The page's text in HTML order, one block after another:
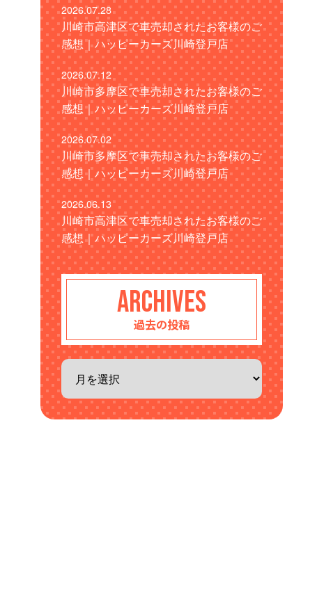
2026.07.28
川崎市高津区で車売却されたお客様のご
感想｜ハッピーカーズ川崎登戸店
2026.07.12
川崎市多摩区で車売却されたお客様のご
感想｜ハッピーカーズ川崎登戸店
2026.07.02
川崎市多摩区で車売却されたお客様のご
感想｜ハッピーカーズ川崎登戸店
2026.06.13
川崎市高津区で車売却されたお客様のご
感想｜ハッピーカーズ川崎登戸店
ARCHIVES
過去の投稿